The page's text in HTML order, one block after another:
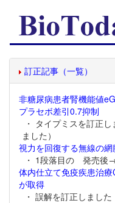
訂正記事（一覧）
非糖尿病患者腎機能値
プラセボ差引0.7抑制
・ タイプミスを訂正
ました）
視力を回復する無線の
・ 1段落目の 発売後
体内仕立て免疫疾患治
が取得
・ 誤解を訂正しまし